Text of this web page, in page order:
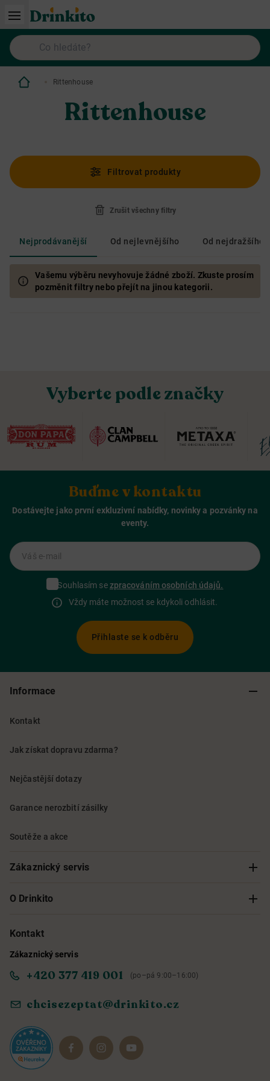
Rittenhouse
Rittenhouse
Filtrovat produkty
Zrušit všechny filtry
Nejprodávanější Od nejlevnějšího Od nejdražšího
Vašemu výběru nevyhovuje žádné zboží. Zkuste prosím
pozměnit filtry nebo přejít na jinou kategorii.
Vyberte podle značky
Buďme v kontaktu
Dostávejte jako první exkluzivní nabídky, novinky a pozvánky na
eventy.
Váš e-mail
Souhlasím sezpracováním osobních údajů.
Vždy máte možnost se kdykoli odhlásit.
Přihlaste se k odběru
Informace
Kontakt
Jak získat dopravu zdarma?
Nejčastější dotazy
Garance nerozbití zásilky
Soutěže a akce
Zákaznický servis
Sledování objednávky
Obchodní podmínky
Reklamace a vrácení
O Drinkito
O nás
Informace o přístupnosti služby
Dárkové sady
Kontakt
Zákaznický servis
+420 377 419 001 (po–pá 9:00–16:00)
chcisezeptat@drinkito.cz